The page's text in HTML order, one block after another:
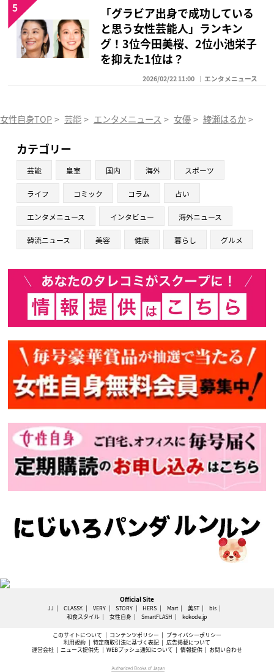
「グラビア出身で成功している
と思う女性芸能人」ランキン
グ！3位今田美桜、2位小池栄子
を抑えた1位は？
2026/02/22 11:00 エンタメニュース
5
女性自身TOP > 芸能 > エンタメニュース > 女優 > 綾瀬はるか >
カテゴリー
芸能 皇室 国内 海外 スポーツ
ライフ コミック コラム 占い
エンタメニュース インタビュー 海外ニュース
韓流ニュース 美容 健康 暮らし グルメ
Official Site
JJ CLASSY. VERY STORY HERS Mart 美ST
bis
和食スタイル
女性自身 SmartFLASH kokode.jp
このサイトについて コンテンツポリシー
プライバシーポリシー
利用規約
特定商取引法に基づく表記
広告掲載について
運営会社
ニュース提供先 WEBプッシュ通知について 情報提供 お問い合わせ